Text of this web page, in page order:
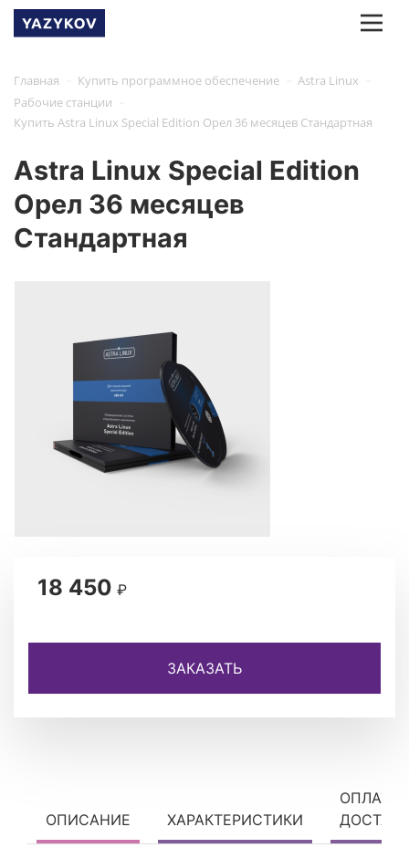
Главная Купить программное обеспечение Astra Linux
Рабочие станции
Купить Astra Linux Special Edition Орел 36 месяцев Стандартная
Astra Linux Special Edition
Орел 36 месяцев
Стандартная
18 450 ₽
ЗАКАЗАТЬ
ОПИСАНИЕ ХАРАКТЕРИСТИКИ
ОПЛАТА